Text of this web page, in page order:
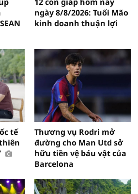
ngày 8/8/2026: Tuổi Mão
kinh doanh thuận lợi
tế
Thương vụ Rodri mở
đường cho Man Utd sở
hữu tiền vệ báu vật của
Barcelona